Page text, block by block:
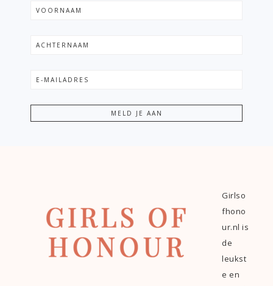
Girlso
fhono
ur.nl is
de
leukst
e en